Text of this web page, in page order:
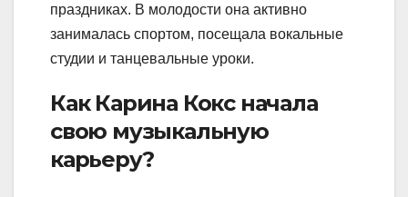
праздниках. В молодости она активно
занималась спортом, посещала вокальные
студии и танцевальные уроки.
Как Карина Кокс начала
свою музыкальную
карьеру?